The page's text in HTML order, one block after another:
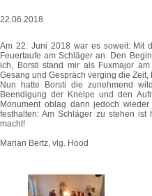
22.06.2018
Am 22. Juni 2018 war es soweit: Mit
Feuertaufe am Schläger an. Den
ich, Borsti stand mir als Fuxmajor
Gesang und Gespräch verging die
Nun hatte Borsti die zunehmend
Beendigung der Kneipe und den
Monument oblag dann jedoch
festhalten: Am Schläger zu stehen
macht!
Marian Bertz, vlg. Hood